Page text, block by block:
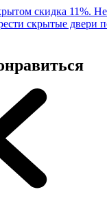
скидка 11%.
скрытые двери